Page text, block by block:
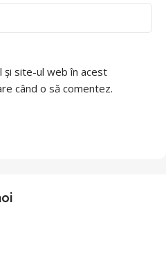
și site-ul web în acest
când o să comentez.